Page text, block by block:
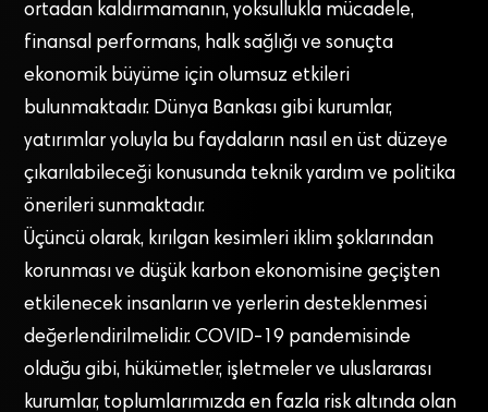
ortadan kaldırmamanın, yoksullukla mücadele,
finansal performans, halk sağlığı ve sonuçta
ekonomik büyüme için olumsuz etkileri
bulunmaktadır. Dünya Bankası gibi kurumlar,
yatırımlar yoluyla bu faydaların nasıl en üst düzeye
çıkarılabileceği konusunda teknik yardım ve politika
önerileri sunmaktadır.
Üçüncü olarak, kırılgan kesimleri iklim şoklarından
korunması ve düşük karbon ekonomisine geçişten
etkilenecek insanların ve yerlerin desteklenmesi
değerlendirilmelidir. COVID-19 pandemisinde
olduğu gibi, hükümetler, işletmeler ve uluslararası
kurumlar, toplumlarımızda en fazla risk altında olan